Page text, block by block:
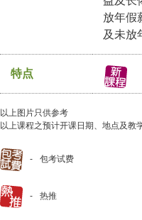
放年假
及未放
特点
以上图片只供参考
以上课程之预计开课日期、地点及教
包考试费
热推